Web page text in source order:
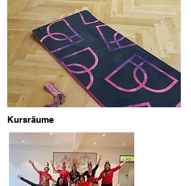
Kursräume